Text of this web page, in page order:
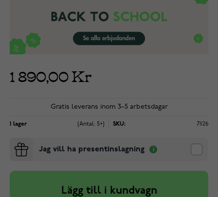
1 890,00 Kr
Gratis leverans inom 3–5 arbetsdagar
I lager (Antal: 5+) SKU: 71126
Jag vill ha presentinslagning
Lägg till i kundvagn